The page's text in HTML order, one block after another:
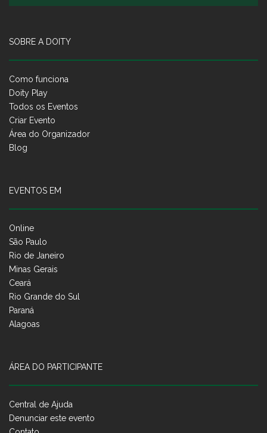
SOBRE A DOITY
Como funciona
Doity Play
Todos os Eventos
Criar Evento
Área do Organizador
Blog
EVENTOS EM
Online
São Paulo
Rio de Janeiro
Minas Gerais
Ceará
Rio Grande do Sul
Paraná
Alagoas
ÁREA DO PARTICIPANTE
Central de Ajuda
Denunciar este evento